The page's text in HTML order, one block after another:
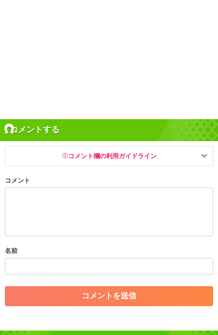
コメントする
コメント欄の利用ガイドライン
以下の書き込みを禁止とし、場合によってはコメント削除や書き込み制
・一度削除された投稿を再び投稿すること
・アカウントの売買など金銭が絡む内容の投稿
・各ゲームのネタバレを含む内容の投稿
・その他、管理者が不適切と判断した投稿
コメント
名前